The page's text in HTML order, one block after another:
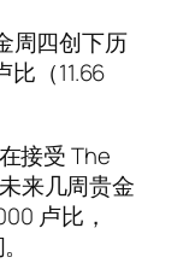
周四创下历
（11.66
接受 The
来几周贵金
卢比，